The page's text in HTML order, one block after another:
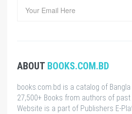
ABOUT BOOKS.COM.BD
books.com.bd is a catalog of
27,500+ Books from authors of
Website is a part of Publishers E-